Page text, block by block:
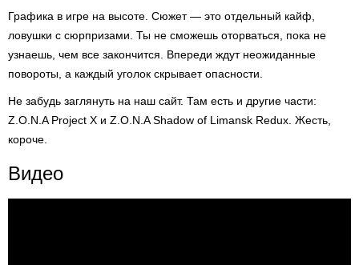
Графика в игре на высоте. Сюжет — это отдельный кайф,
ловушки с сюрпризами. Ты не сможешь оторваться, пока не
узнаешь, чем все закончится. Впереди ждут неожиданные
повороты, а каждый уголок скрывает опасности.
Не забудь заглянуть на наш сайт. Там есть и другие части:
Z.O.N.A Project X и Z.O.N.A Shadow of Limansk Redux. Жесть,
короче.
Видео